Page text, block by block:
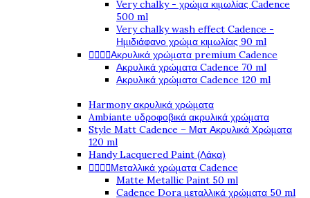
Very chalky - χρώμα κιμωλίας Cadence
500 ml
Very chalky wash effect Cadence -
Ημιδιάφανο χρώμα κιμωλίας 90 ml
   Ακρυλικά χρώματα premium Cadence
Ακρυλικά χρώματα Cadence 70 ml
Ακρυλικά χρώματα Cadence 120 ml
Harmony ακρυλικά χρώματα
Ambiante υδροφοβικά ακρυλικά χρώματα
Style Matt Cadence – Ματ Ακρυλικά Χρώματα
120 ml
Handy Lacquered Paint (Λάκα)
   Μεταλλικά χρώματα Cadence
Matte Metallic Paint 50 ml
Cadence Dora μεταλλικά χρώματα 50 ml